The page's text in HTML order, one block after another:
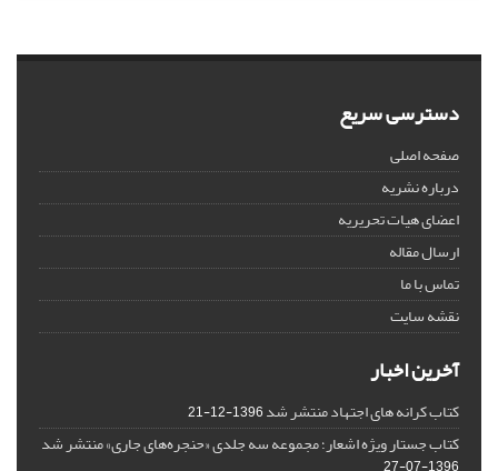
دسترسی سریع
صفحه اصلی
درباره نشریه
اعضای هیات تحریریه
ارسال مقاله
تماس با ما
نقشه سایت
آخرین اخبار
کتاب کرانه های اجتهاد منتشر شد1396-12-21
کتاب جستار ویژه اشعار؛ مجموعه سه جلدی «حنجره‌های جاری» منتشر شد